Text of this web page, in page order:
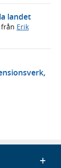
landet
från Erik